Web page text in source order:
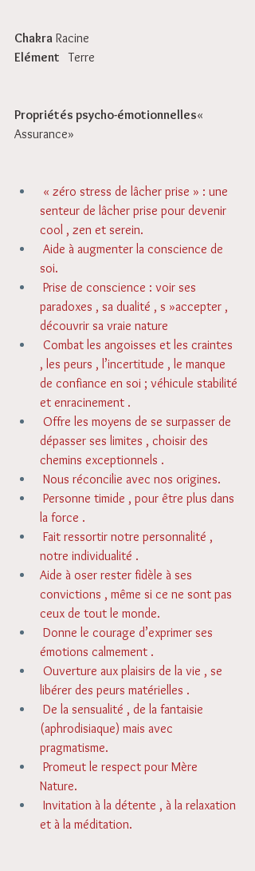
Chakra Racine
Elément
  Terre
Propriétés psycho-émotionnelles«
Assurance»
senteur de lâcher prise pour devenir
cool , zen et serein.
soi.
paradoxes , sa dualité , s »accepter ,
découvrir sa vraie nature
, les peurs , l’incertitude , le manque
de confiance en soi ; véhicule stabilité
et enracinement .
dépasser ses limites , choisir des
chemins exceptionnels .
Nous réconcilie avec nos origines.
la force .
notre individualité .
Aide à oser rester fidèle à ses
convictions , même si ce ne sont pas
ceux de tout le monde.
émotions calmement .
libérer des peurs matérielles .
(aphrodisiaque) mais avec
pragmatisme.
Nature.
et à la méditation.